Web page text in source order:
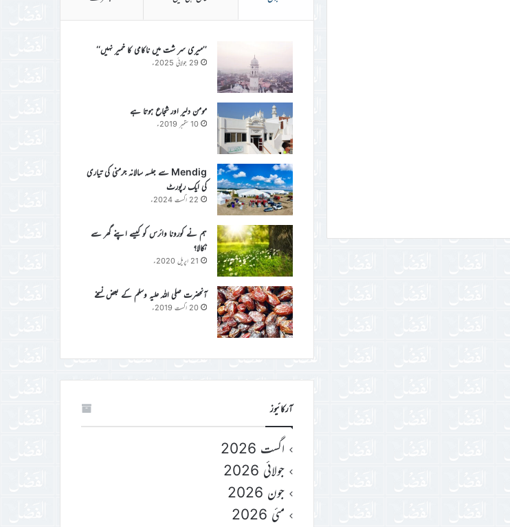
’’میری سر شت میں ناکامی کا خمیر نہیں‘‘
29 جولائی 2025ء
مومن دلیر اور شجاع ہوتا ہے
10 ستمبر 2019ء
Mendig سے جلسہ سالانہ جرمنی کی تیاری
کی ایک رپورٹ
22 اگست 2024ء
ہم نے کورونا وائرس کو کیسے اپنے گھر سے
نکالا؟
21 اپریل 2020ء
آنحضرت صلی اللہ علیہ وسلم کے بعض نسخے
20 اگست 2019ء
آرکائیوز
اگست 2026
جولائی 2026
جون 2026
مئی 2026